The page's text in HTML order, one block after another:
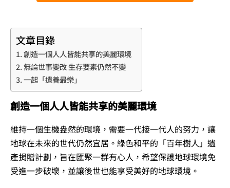
文章目錄
創造一個人人皆能共享的美麗環境
無論世事變改 生存要素仍然不變
一起「遺善最樂」
創造一個人人皆能共享的美麗環境
維持一個生機盎然的環境，需要一代接一代人的努力，讓
地球在未來的世代仍然宜居。綠色和平的「百年樹人」遺
產捐贈計劃，旨在匯聚一群有心人，希望保護地球環境免
受進一步破壞，並讓後世也能享受美好的地球環境。